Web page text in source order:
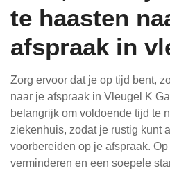
te haasten
afspraak in
Zorg ervoor dat je op tijd bent,
naar je afspraak in Vleugel K
belangrijk om voldoende tijd te
ziekenhuis, zodat je rustig kunt
voorbereiden op je afspraak.
verminderen en een soepele